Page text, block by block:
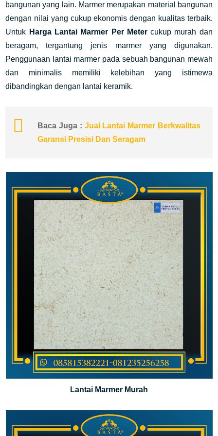
bangunan yang lain. Marmer merupakan material bangunan
dengan nilai yang cukup ekonomis dengan kualitas terbaik.
Untuk Harga Lantai Marmer Per Metercukup murah dan
beragam, tergantung jenis marmer yang digunakan.
Penggunaan lantai marmer pada sebuah bangunan mewah
dan minimalis memiliki kelebihan yang istimewa
dibandingkan dengan lantai keramik.
Baca Juga : Jual Lantai Marmer Berkwalitas
Garansi Presisi Dan Seragam
Lantai Marmer Murah